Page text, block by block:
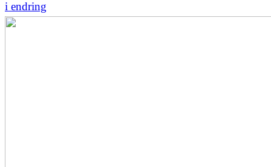
i endring